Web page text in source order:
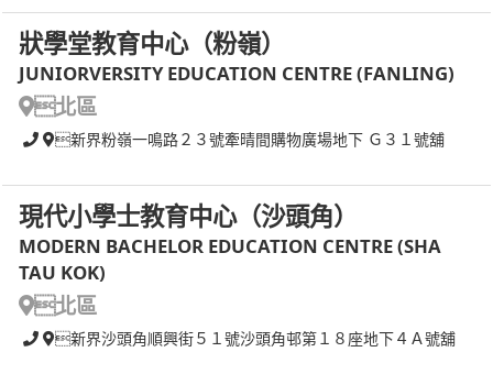
狀學堂教育中心（粉嶺）
JUNIORVERSITY EDUCATION CENTRE (FANLING)
北區
新界粉嶺一鳴路２３號牽晴間購物廣場地下 Ｇ３１號舖
現代小學士教育中心（沙頭角）
MODERN BACHELOR EDUCATION CENTRE (SHA
TAU KOK)
北區
新界沙頭角順興街５１號沙頭角邨第１８座地下４Ａ號舖